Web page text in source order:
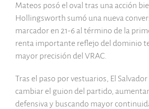
Mateos posó el oval tras una acción
Hollingsworth sumó una nueva
marcador en 21-6 al término de la
renta importante reflejo del dominio
mayor precisión del VRAC.
Tras el paso por vestuarios, El
cambiar el guion del partido,
defensiva y buscando mayor